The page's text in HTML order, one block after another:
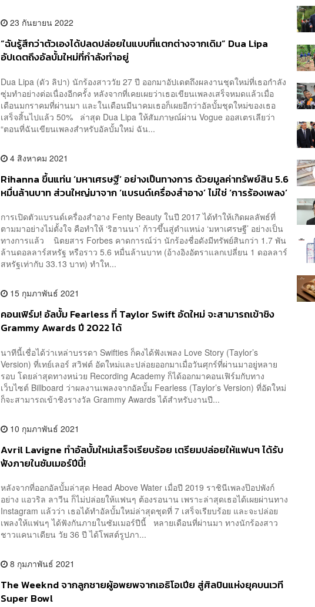
23 กันยายน 2022
“ฉันรู้สึกว่าตัวเองได้ปลดปล่อยในแบบที่แตกต่างจากเดิม” Dua Lipa
อัปเดตถึงอัลบั้มใหม่ที่กำลังทำอยู่
Dua Lipa (ดัว ลิปา) นักร้องสาววัย 27 ปี ออกมาอัปเดตถึงผลงานชุดใหม่ที่เธอกำลัง
ซุ่มทำอย่างต่อเนื่องอีกครั้ง หลังจากที่เคยเผยว่าเธอเขียนเพลงเสร็จหมดแล้วเมื่อ
เดือนมกราคมที่ผ่านมา และในเดือนมีนาคมเธอก็เผยอีกว่าอัลบั้มชุดใหม่ของเธอ
เสร็จสิ้นไปแล้ว 50% ล่าสุด Dua Lipa ให้สัมภาษณ์ผ่าน Vogue ออสเตรเลียว่า
“ตอนที่ฉันเขียนเพลงสำหรับอัลบั้มใหม่ ฉัน...
4 สิงหาคม 2021
Rihanna ขึ้นแท่น ‘มหาเศรษฐี’ อย่างเป็นทางการ ด้วยมูลค่าทรัพย์สิน 5.6
หมื่นล้านบาท ส่วนใหญ่มาจาก ‘แบรนด์เครื่องสำอาง’ ไม่ใช่ ‘การร้องเพลง’
การเปิดตัวแบรนด์เครื่องสำอาง Fenty Beauty ในปี 2017 ได้ทำให้เกิดผลลัพธ์ที่
ตามมาอย่างไม่ตั้งใจ คือทำให้ ‘ริฮานนา’ ก้าวขึ้นสู่ตำแหน่ง ‘มหาเศรษฐี’ อย่างเป็น
ทางการแล้ว นิตยสาร Forbes คาดการณ์ว่า นักร้องชื่อดังมีทรัพย์สินกว่า 1.7 พัน
ล้านดอลลาร์สหรัฐ หรือราว 5.6 หมื่นล้านบาท (อ้างอิงอัตราแลกเปลี่ยน 1 ดอลลาร์
สหรัฐเท่ากับ 33.13 บาท) ทำให...
15 กุมภาพันธ์ 2021
คอนเฟิร์ม! อัลบั้ม Fearless ที่ Taylor Swift อัดใหม่ จะสามารถเข้าชิง
Grammy Awards ปี 2022 ได้
นาทีนี้เชื่อได้ว่าเหล่าบรรดา Swifties ก็คงได้ฟังเพลง Love Story (Taylor’s
Version) ที่เทย์เลอร์ สวิฟต์ อัดใหม่และปล่อยออกมาเมื่อวันศุกร์ที่ผ่านมาอยู่หลาย
รอบ โดยล่าสุดทางหน่วย Recording Academy ก็ได้ออกมาคอนเฟิร์มกับทาง
เว็บไซต์ Billboard ว่าผลงานเพลงจากอัลบั้ม Fearless (Taylor’s Version) ที่อัดใหม่
ก็จะสามารถเข้าชิงรางวัล Grammy Awards ได้สำหรับงานปี...
10 กุมภาพันธ์ 2021
Avril Lavigne ทำอัลบั้มใหม่เสร็จเรียบร้อย เตรียมปล่อยให้แฟนๆ ได้รับ
ฟังภายในซัมเมอร์ปีนี้!
หลังจากที่ออกอัลบั้มล่าสุด Head Above Water เมื่อปี 2019 ราชินีเพลงป๊อปพังก์
อย่าง แอวริล ลาวีน ก็ไม่ปล่อยให้แฟนๆ ต้องรอนาน เพราะล่าสุดเธอได้เผยผ่านทาง
Instagram แล้วว่า เธอได้ทำอัลบั้มใหม่ล่าสุดชุดที่ 7 เสร็จเรียบร้อย และจะปล่อย
เพลงให้แฟนๆ ได้ฟังกันภายในซัมเมอร์ปีนี้ หลายเดือนที่ผ่านมา ทางนักร้องสาว
ชาวแคนาเดียน วัย 36 ปี ได้โพสต์รูปภา...
8 กุมภาพันธ์ 2021
The Weeknd จากลูกชายผู้อพยพจากเอธิโอเปีย สู่ศิลปินแห่งยุคบนเวที
Super Bowl